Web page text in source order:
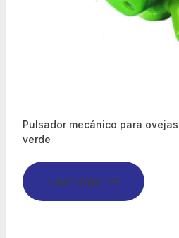
Pulsador mecánico para
verde
Leer más